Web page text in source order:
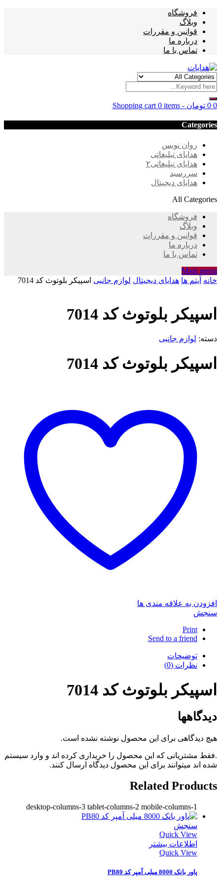
فروشگاه
وبلاگ
قوانین و مقررات
درباره ما
تماس با ما
Shopping cart 0 items - 0 تومان 0
Categories
روان نویس
هدایای تبلیغاتی
هدایای تبلیغاتی۲
سررسید
هدایای دیجیتال
All Categories
فروشگاه
وبلاگ
قوانین و مقررات
درباره ما
تماس با ما
Main menu
خانه آیتم ها هدایای دیجیتال لوازم جانبی اسپیکر بلوتوث کد 7014
اسپیکر بلوتوث کد 7014
دسته: لوازم جانبی
اسپیکر بلوتوث کد 7014
افزودن به علاقه مندی ها
سنجش
Print
Send to a friend
توضیحات
نظرات (0)
اسپیکر بلوتوث کد 7014
دیدگاهها
هیچ دیدگاهی برای این محصول نوشته نشده است.
.فقط مشتریانی که این محصول را خریداری کرده اند و وارد سیستم
شده اند میتوانند برای این محصول دیدگاه ارسال کنند.
Related Products
desktop-columns-3 tablet-columns-2 mobile-columns-1
سنجش
Quick View
اطلاعات بیشتر
Quick View
پاور بانک 8000 میلی آمپر کد PB80